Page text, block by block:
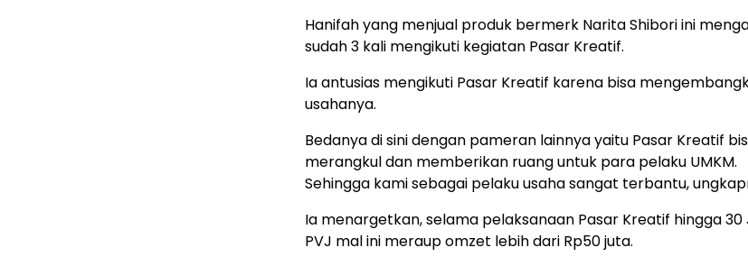
Hanifah yang menjual produk bermerk Narita Shibori ini
sudah 3 kali mengikuti kegiatan Pasar Kreatif.
Ia antusias mengikuti Pasar Kreatif karena bisa
usahanya.
Bedanya di sini dengan pameran lainnya yaitu Pasar Kreatif
merangkul dan memberikan ruang untuk para pelaku UMKM.
Sehingga kami sebagai pelaku usaha sangat terbantu,
Ia menargetkan, selama pelaksanaan Pasar Kreatif hingga 30
PVJ mal ini meraup omzet lebih dari Rp50 juta.